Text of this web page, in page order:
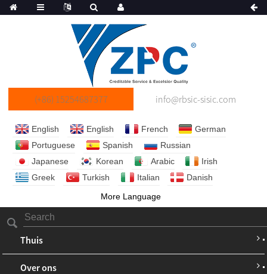
(+86) 15254687377 info@rbsic-sisic.com
English English French
German
Portuguese
Spanish
Russian
Japanese
Korean Arabic
Irish
Greek
Turkish Italian
Danish
More Language
Thuis
Over ons